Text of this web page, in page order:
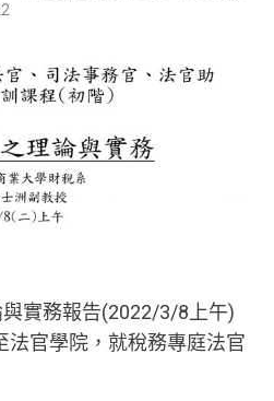
實務報告(2022/3/8上午)
官學院，就稅務專庭法官